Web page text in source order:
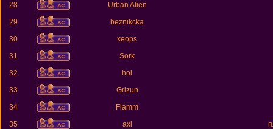
28
Urban Alien
29
beznikcka
30
xeops
31
Sork
32
hol
33
Grizun
34
Flamm
35
axl